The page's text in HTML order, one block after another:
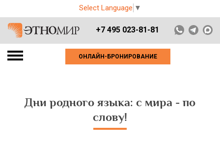
Select Language ▼
+7 495 023-81-81
ОНЛАЙН-БРОНИРОВАНИЕ
Дни родного языка: с мира - по
слову!